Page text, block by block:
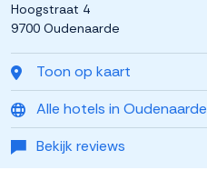
Toon op kaart
Alle hotels in Oudenaarde
Bekijk reviews
Hoogstraat 4
9700 Oudenaarde